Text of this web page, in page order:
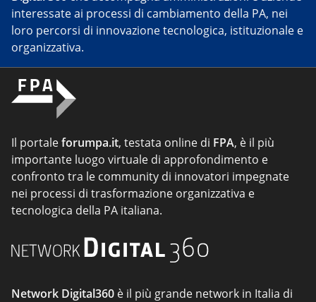
interessate ai processi di cambiamento della PA, nei
loro percorsi di innovazione tecnologica, istituzionale e
organizzativa.
Il portaleforumpa.it, testata online di FPA, è il più
importante luogo virtuale di approfondimento e
confronto tra le community di innovatori impegnate
nei processi di trasformazione organizzativa e
tecnologica della PA italiana.
Network Digital360 è il più grande network in Italia di